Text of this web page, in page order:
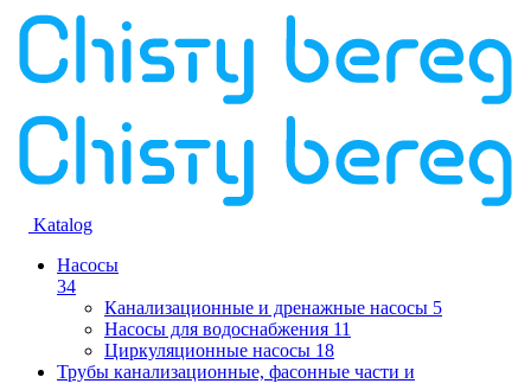
Katalog
Насосы
34
Канализационные и дренажные насосы 5
Насосы для водоснабжения 11
Циркуляционные насосы 18
Трубы канализационные, фасонные части и